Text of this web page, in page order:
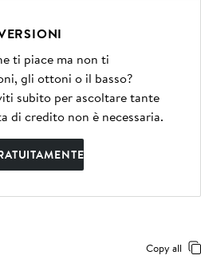
ti piace ma non ti
gli ottoni o il basso?
subito per ascoltare tante
di credito non è necessaria.
Copy all